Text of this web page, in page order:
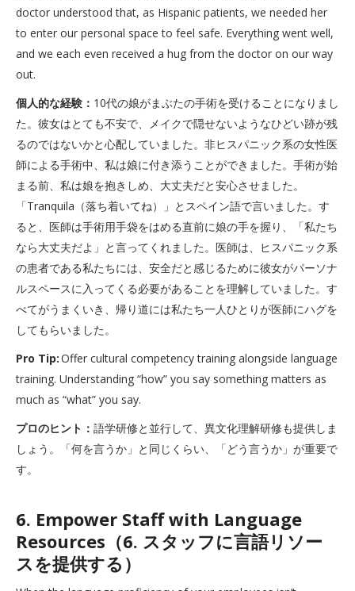
doctor understood that, as Hispanic patients, we needed her
to enter our personal space to feel safe. Everything went well,
and we each even received a hug from the doctor on our way
out.
個人的な経験： 10代の娘がまぶたの手術を受けることになりまし
た。彼女はとても不安で、メイクで隠せないようなひどい跡が残
るのではないかと心配していました。非ヒスパニック系の女性医
師による手術中、私は娘に付き添うことができました。手術が始
まる前、私は娘を抱きしめ、大丈夫だと安心させました。
「Tranquila（落ち着いてね）」とスペイン語で言いました。す
ると、医師は手術用手袋をはめる直前に娘の手を握り、「私たち
なら大丈夫だよ」と言ってくれました。医師は、ヒスパニック系
の患者である私たちには、安全だと感じるために彼女がパーソナ
ルスペースに入ってくる必要があることを理解していました。す
べてがうまくいき、帰り道には私たち一人ひとりが医師にハグを
してもらいました。
Pro Tip:Offer cultural competency training alongside language
training. Understanding “how” you say something matters as
much as “what” you say.
プロのヒント： 語学研修と並行して、異文化理解研修も提供しま
しょう。「何を言うか」と同じくらい、「どう言うか」が重要で
す。
6. Empower Staff with Language
Resources（6. スタッフに言語リソー
スを提供する）